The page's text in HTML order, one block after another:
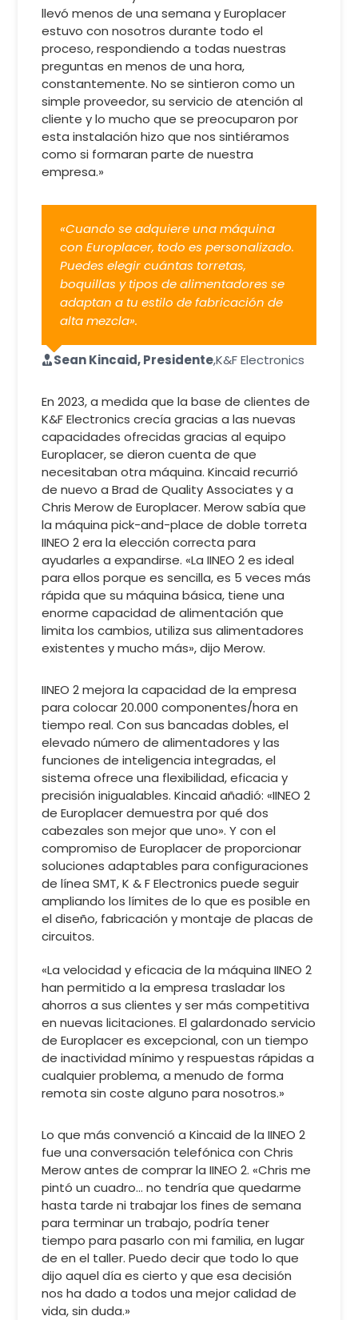
llevó menos de una semana y Europlacer
estuvo con nosotros durante todo el
proceso, respondiendo a todas nuestras
preguntas en menos de una hora,
constantemente. No se sintieron como un
simple proveedor, su servicio de atención al
cliente y lo mucho que se preocuparon por
esta instalación hizo que nos sintiéramos
como si formaran parte de nuestra
empresa.»
«Cuando se adquiere una máquina
con Europlacer, todo es personalizado.
Puedes elegir cuántas torretas,
boquillas y tipos de alimentadores se
adaptan a tu estilo de fabricación de
alta mezcla».
Sean Kincaid, Presidente,K&F Electronics
En 2023, a medida que la base de clientes de
K&F Electronics crecía gracias a las nuevas
capacidades ofrecidas gracias al equipo
Europlacer, se dieron cuenta de que
necesitaban otra máquina. Kincaid recurrió
de nuevo a Brad de Quality Associates y a
Chris Merow de Europlacer. Merow sabía que
la máquina pick-and-place de doble torreta
IINEO 2 era la elección correcta para
ayudarles a expandirse. «La IINEO 2 es ideal
para ellos porque es sencilla, es 5 veces más
rápida que su máquina básica, tiene una
enorme capacidad de alimentación que
limita los cambios, utiliza sus alimentadores
existentes y mucho más», dijo Merow.
IINEO 2 mejora la capacidad de la empresa
para colocar 20.000 componentes/hora en
tiempo real. Con sus bancadas dobles, el
elevado número de alimentadores y las
funciones de inteligencia integradas, el
sistema ofrece una flexibilidad, eficacia y
precisión inigualables. Kincaid añadió: «IINEO 2
de Europlacer demuestra por qué dos
cabezales son mejor que uno». Y con el
compromiso de Europlacer de proporcionar
soluciones adaptables para configuraciones
de línea SMT, K & F Electronics puede seguir
ampliando los límites de lo que es posible en
el diseño, fabricación y montaje de placas de
circuitos.
«La velocidad y eficacia de la máquina IINEO 2
han permitido a la empresa trasladar los
ahorros a sus clientes y ser más competitiva
en nuevas licitaciones. El galardonado servicio
de Europlacer es excepcional, con un tiempo
de inactividad mínimo y respuestas rápidas a
cualquier problema, a menudo de forma
remota sin coste alguno para nosotros.»
Lo que más convenció a Kincaid de la IINEO 2
fue una conversación telefónica con Chris
Merow antes de comprar la IINEO 2. «Chris me
pintó un cuadro… no tendría que quedarme
hasta tarde ni trabajar los fines de semana
para terminar un trabajo, podría tener
tiempo para pasarlo con mi familia, en lugar
de en el taller. Puedo decir que todo lo que
dijo aquel día es cierto y que esa decisión
nos ha dado a todos una mejor calidad de
vida, sin duda.»